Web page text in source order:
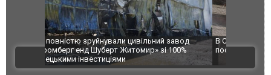
В Одесі та Харкові різко зросла кількість
постраждалих від обстрілу РФ
Ворог
двоє
після
ВІДЕО